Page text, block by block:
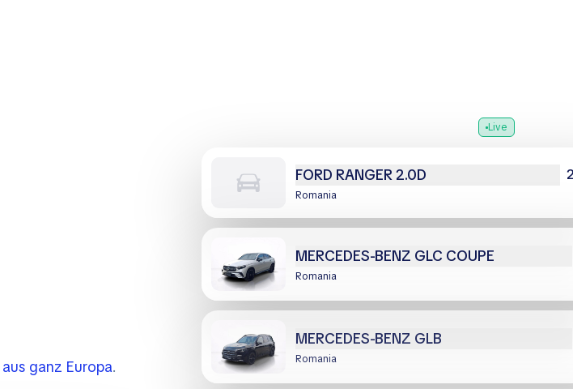
aus ganz Europa.
Live
FORD RANGER 2.0D
Romania
MERCEDES-BENZ GLC COUPE
Romania
MERCEDES-BENZ GLB
Romania